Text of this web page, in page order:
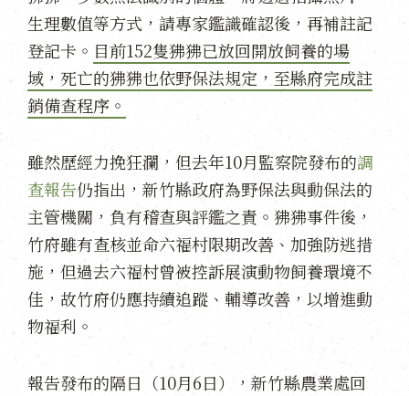
生理數值等方式，請專家鑑識確認後，再補註記
登記卡。 目前152隻狒狒已放回開放飼養的場
域，死亡的狒狒也依野保法規定，至縣府完成註
銷備查程序。
雖然歷經力挽狂瀾，但去年10月監察院發布的調
查報告仍指出，新竹縣政府為野保法與動保法的
主管機關，負有稽查與評鑑之責。狒狒事件後，
竹府雖有查核並命六福村限期改善、加強防逃措
施，但過去六福村曾被控訴展演動物飼養環境不
佳，故竹府仍應持續追蹤、輔導改善，以增進動
物福利。
報告發布的隔日（10月6日），新竹縣農業處回